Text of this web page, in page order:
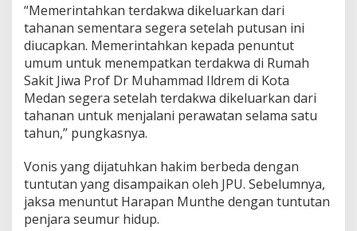
“Memerintahkan terdakwa dikeluarkan dari
tahanan sementara segera setelah putusan ini
diucapkan. Memerintahkan kepada penuntut
umum untuk menempatkan terdakwa di Rumah
Sakit Jiwa Prof Dr Muhammad Ildrem di Kota
Medan segera setelah terdakwa dikeluarkan dari
tahanan untuk menjalani perawatan selama satu
tahun,” pungkasnya.
Vonis yang dijatuhkan hakim berbeda dengan
tuntutan yang disampaikan oleh JPU. Sebelumnya,
jaksa menuntut Harapan Munthe dengan tuntutan
penjara seumur hidup.